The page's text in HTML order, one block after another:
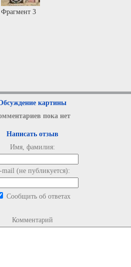
Фрагмент 3
картины
пока нет
Написать отзыв
Имя, фамилия:
mail (не публикуется):
Сообщить об ответах
Комментарий